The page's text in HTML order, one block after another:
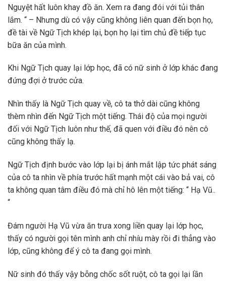
Nguyệt hất luôn khay đồ ăn. Xem ra đang đói với tủi thân
lắm. “ – Nhưng dù có vậy cũng không liên quan đến bọn họ,
đề tài về Ngữ Tịch khép lại, bọn họ lại tìm chủ đề tiếp tục
bữa ăn của mình.
Khi Ngữ Tịch quay lại lớp học, đã có nữ sinh ở lớp khác đang
đứng đợi ở trước cửa.
Nhìn thấy là Ngữ Tịch quay về, cô ta thở dài cũng không
thèm nhìn đến Ngữ Tịch một tiếng. Thái độ của mọi người
đối với Ngữ Tịch luôn như thế, đã quen với điều đó nên cô
cũng không thấy lạ.
Ngữ Tịch định bước vào lớp lại bị ánh mắt lập tức phát sáng
của cô ta nhìn về phía trước hất mạnh một cái vào bả vai, cô
ta không quan tâm điều đó mà chỉ hô lên một tiếng: “ Hạ Vũ..
“
Đám người Hạ Vũ vừa ăn trưa xong liền quay lại lớp học,
thấy có người gọi tên mình anh chỉ nhíu mày rồi đi thẳng vào
lớp, cũng không để ý cô ta đang gọi mình.
Nữ sinh đó thấy vậy bỗng chốc sốt ruột, cô ta gọi lại lần